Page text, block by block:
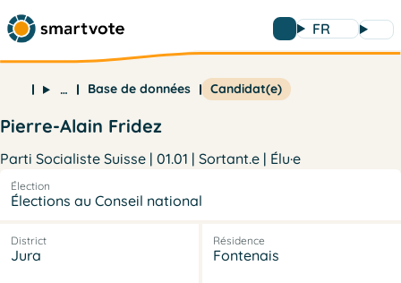
FR
… Base de données Candidat(e)
Pierre-Alain Fridez
Parti Socialiste Suisse | 01.01 | Sortant.e | Élu·e
Élection
Élections au Conseil national
District
Jura
Résidence
Fontenais